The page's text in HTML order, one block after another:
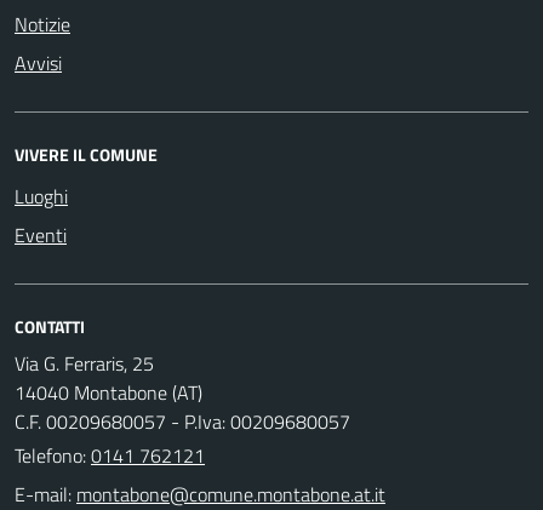
Notizie
Avvisi
VIVERE IL COMUNE
Luoghi
Eventi
CONTATTI
Via G. Ferraris, 25
14040 Montabone (AT)
C.F. 00209680057 - P.Iva: 00209680057
Telefono:0141 762121
E-mail: